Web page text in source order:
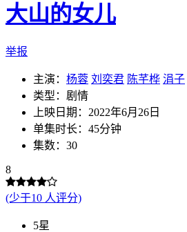
大山的女儿
举报
主演： 杨蓉 刘奕君 陈芊桦 涓子
类型：剧情
上映日期：2022年6月26日
单集时长：45分钟
集数：30
8
(少于10 人评分)
5星